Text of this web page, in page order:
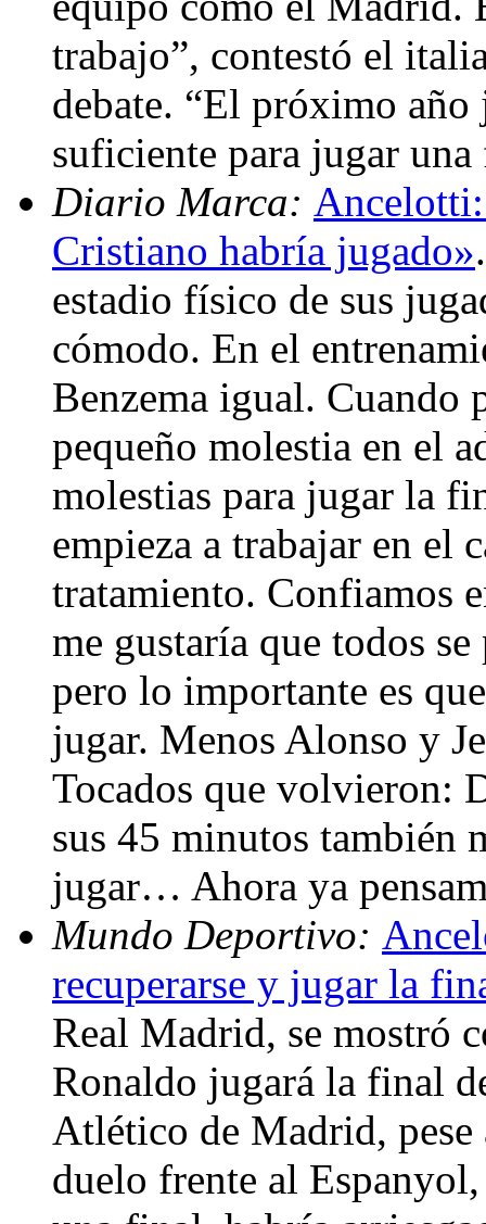
trabajo”, contestó el
debate. “El próximo
suficiente para jugar
Diario Marca:
Cristiano habría jugado»
estadio físico de sus
cómodo. En el
Benzema igual. Cuando
pequeño molestia en el
molestias para jugar la
empieza a trabajar en el
tratamiento. Confiamos
me gustaría que todos
pero lo importante es
jugar. Menos Alonso y
Tocados que volvieron:
sus 45 minutos también
jugar… Ahora ya
Mundo Deportivo:
recuperarse y jugar la
Real Madrid, se mostró
Ronaldo jugará la final
Atlético de Madrid, pese
duelo frente al